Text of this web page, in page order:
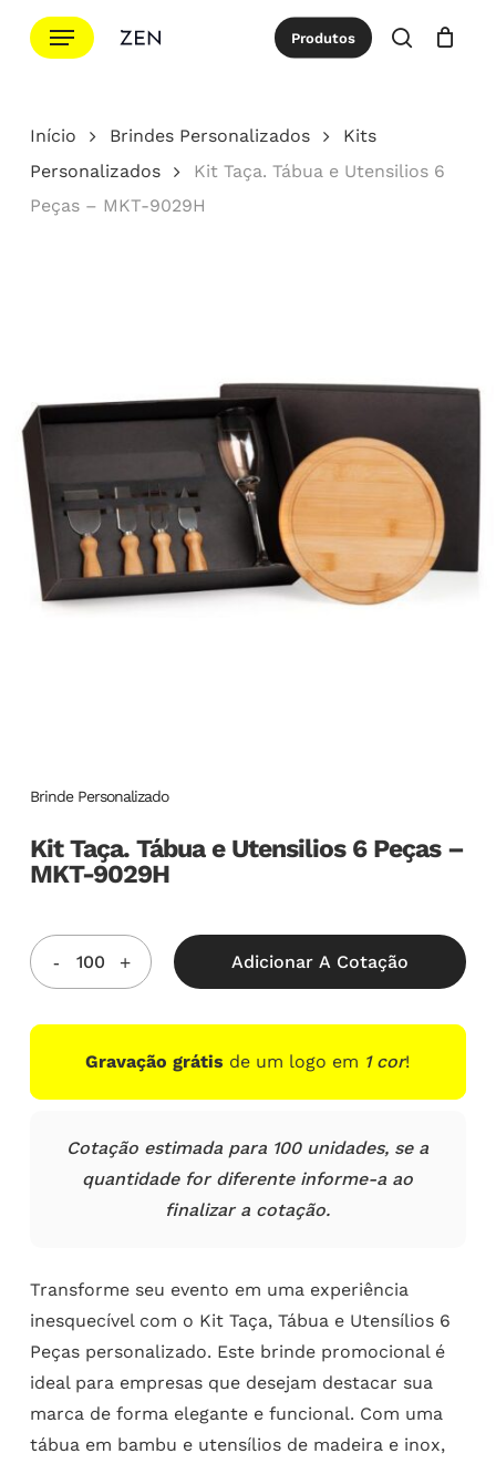
para
principal
Menu Produtos
procurar
Cotação Close
Início Brindes Personalizados
Kits
Personalizados
Kit Taça. Tábua e Utensilios 6
Peças – MKT-9029H
Brinde Personalizado
Kit Taça. Tábua e Utensilios 6 Peças –
MKT-9029H
Adicionar A Cotação
Gravação grátis de um logo em 1 cor!
Cotação estimada para 100 unidades, se a
quantidade for diferente informe-a ao
finalizar a cotação.
Transforme seu evento em uma experiência
inesquecível com o Kit Taça, Tábua e Utensílios 6
Peças personalizado. Este brinde promocional é
ideal para empresas que desejam destacar sua
marca de forma elegante e funcional. Com uma
tábua em bambu e utensílios de madeira e inox,